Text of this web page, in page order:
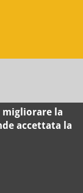
migliorare la
accettata la